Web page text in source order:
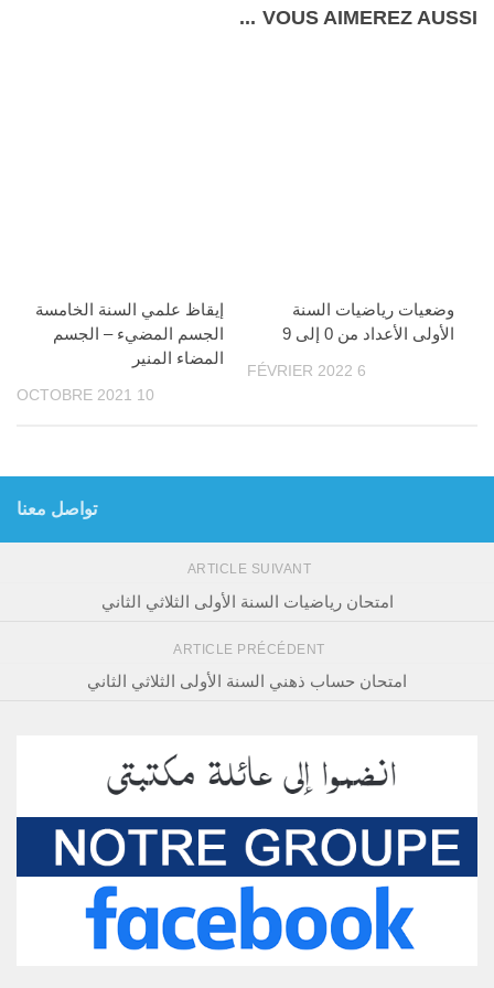
VOUS AIMEREZ AUSSI...
إيقاظ علمي السنة الخامسة
الجسم المضيء – الجسم
المضاء المنير
10 OCTOBRE 2021
وضعيات رياضيات السنة
الأولى الأعداد من 0 إلى 9
6 FÉVRIER 2022
تواصل معنا
ARTICLE SUIVANT
امتحان رياضيات السنة الأولى الثلاثي الثاني
ARTICLE PRÉCÉDENT
امتحان حساب ذهني السنة الأولى الثلاثي الثاني